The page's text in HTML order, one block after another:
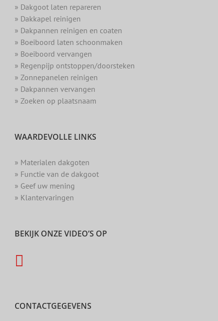
» Dakgoot laten repareren
» Dakkapel reinigen
» Dakpannen reinigen en coaten
» Boeiboord laten schoonmaken
» Boeiboord vervangen
» Regenpijp ontstoppen/doorsteken
» Zonnepanelen reinigen
» Dakpannen vervangen
» Zoeken op plaatsnaam
WAARDEVOLLE LINKS
» Materialen dakgoten
» Functie van de dakgoot
» Geef uw mening
» Klantervaringen
BEKIJK ONZE VIDEO’S OP
CONTACTGEGEVENS